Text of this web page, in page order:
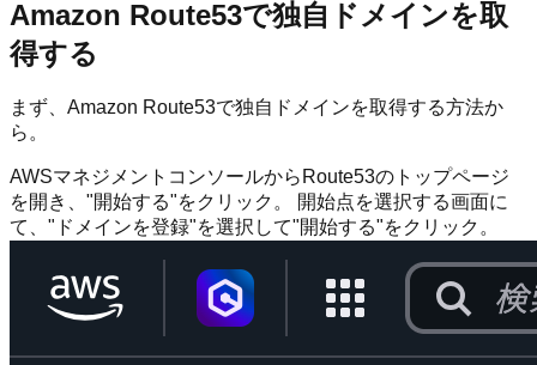
Amazon Route53で独自ドメインを取
得する
まず、Amazon Route53で独自ドメインを取得する方法か
ら。
AWSマネジメントコンソールからRoute53のトップページ
を開き、"開始する"をクリック。 開始点を選択する画面に
て、"ドメインを登録"を選択して"開始する"をクリック。